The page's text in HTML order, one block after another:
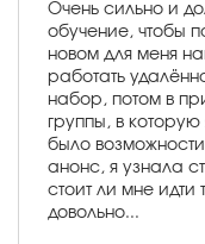
Очень сильно и
обучение, чтобы
новом для меня
работать
набор, потом в
группы, в
было
анонс, я узнала
стоит ли мне идти
довольно...